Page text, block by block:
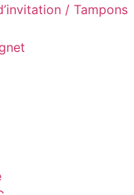
/ Tampons